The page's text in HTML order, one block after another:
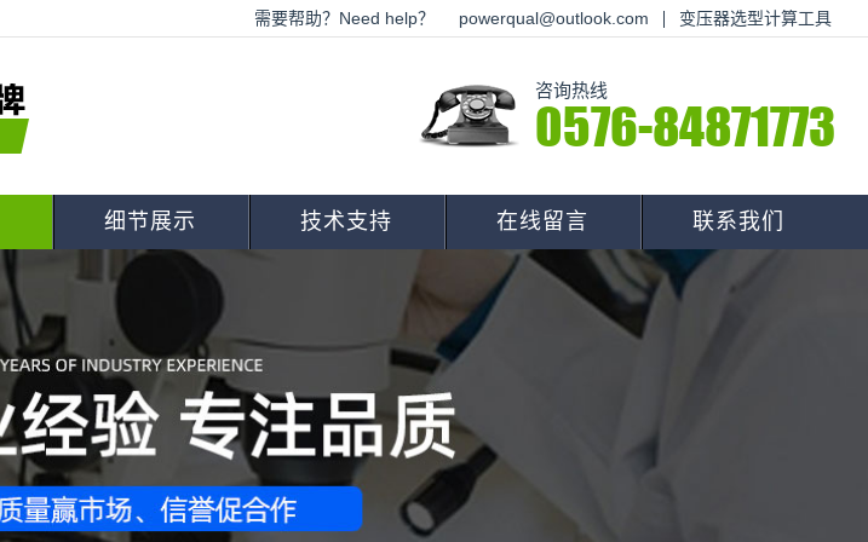
需要帮助？Need help？ powerqual@outlook.com 变压器选型计算工具
咨询热线
0576-84871773
细节展示 技术支持 在线留言 联系我们